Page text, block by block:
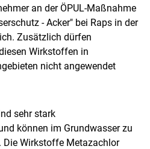
an der ÖPUL-Maßnahme
- Acker" bei Raps in der
Zusätzlich dürfen
Wirkstoffen in
nicht angewendet
sehr stark
können im Grundwasser zu
Wirkstoffe Metazachlor